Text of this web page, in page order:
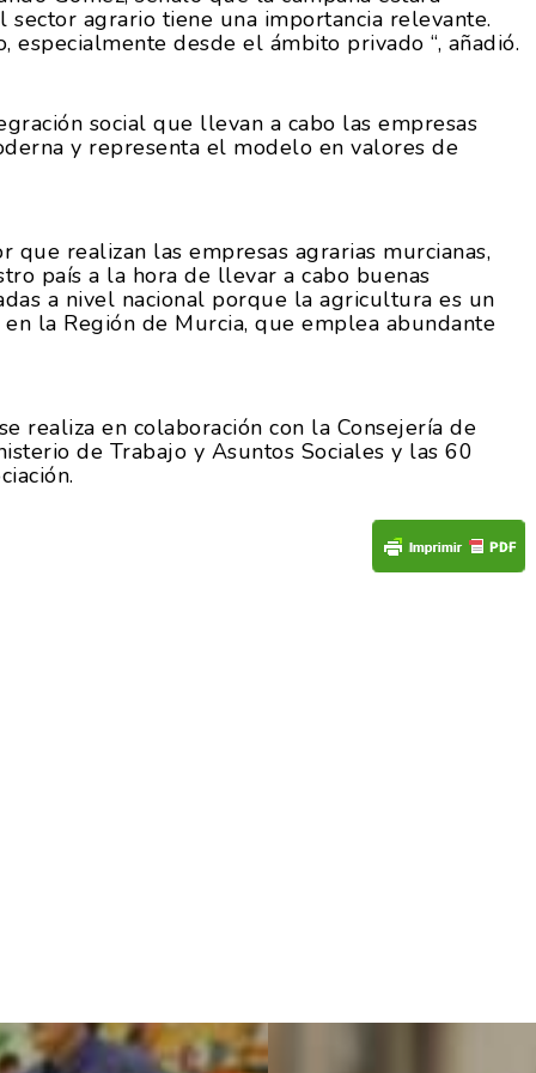
agrario tiene una importancia relevante.
especialmente desde el ámbito privado “, añadió.
social que llevan a cabo las empresas
y representa el modelo en valores de
realizan las empresas agrarias murcianas,
país a la hora de llevar a cabo buenas
a nivel nacional porque la agricultura es un
la Región de Murcia, que emplea abundante
realiza en colaboración con la Consejería de
de Trabajo y Asuntos Sociales y las 60